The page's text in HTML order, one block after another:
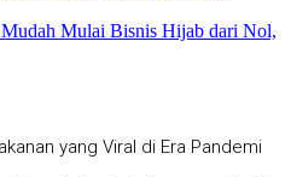
Mulai Bisnis Hijab dari Nol,
yang Viral di Era Pandemi